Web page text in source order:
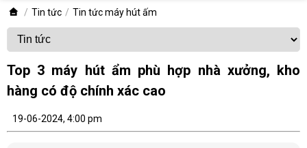
Tin tức Tin tức máy hút ấm
Top 3 máy hút ẩm phù hợp nhà xưởng, kho
hàng có độ chính xác cao
19-06-2024, 4:00 pm